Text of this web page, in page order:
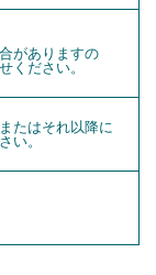
がありますの
ください。
たはそれ以降に
い。